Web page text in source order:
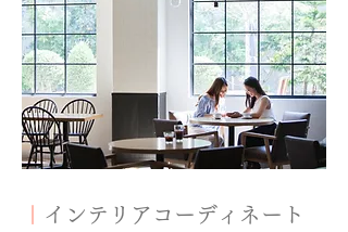
インテリアコーディネート